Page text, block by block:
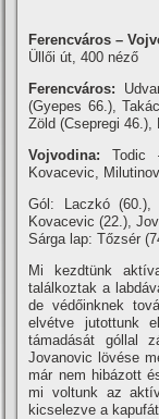
Ferencváros –
Üllői út, 400 néző
Ferencváros:
(Gyepes 66.),
Zöld (Csepregi
Vojvodina:Todic
Kovacevic,
Gól: Laczkó (60.),
Kovacevic (22.),
Sárga lap: Tőzsér
Mi kezdtünk
találkoztak a
de védőinknek
elvétve jutottunk
támadását góllal
Jovanovic lövése
már nem hibázott
mi voltunk az
kicselezve a